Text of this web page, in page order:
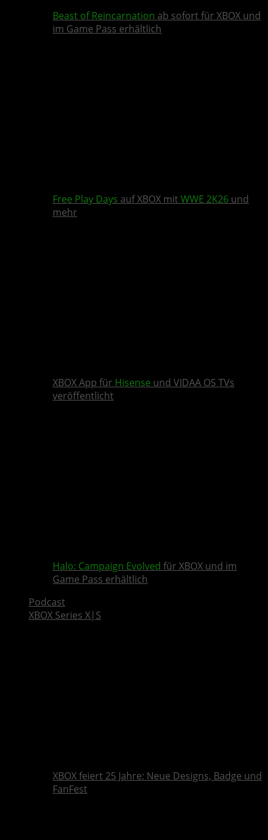
Beast of Reincarnation ab sofort für XBOX und
im Game Pass erhältlich
Free Play Days auf XBOX mit WWE 2K26 und
mehr
XBOX App für Hisense und VIDAA OS TVs
veröffentlicht
Halo: Campaign Evolved für XBOX und im
Game Pass erhältlich
Podcast
XBOX Series X|S
XBOX feiert 25 Jahre: Neue Designs, Badge und
FanFest